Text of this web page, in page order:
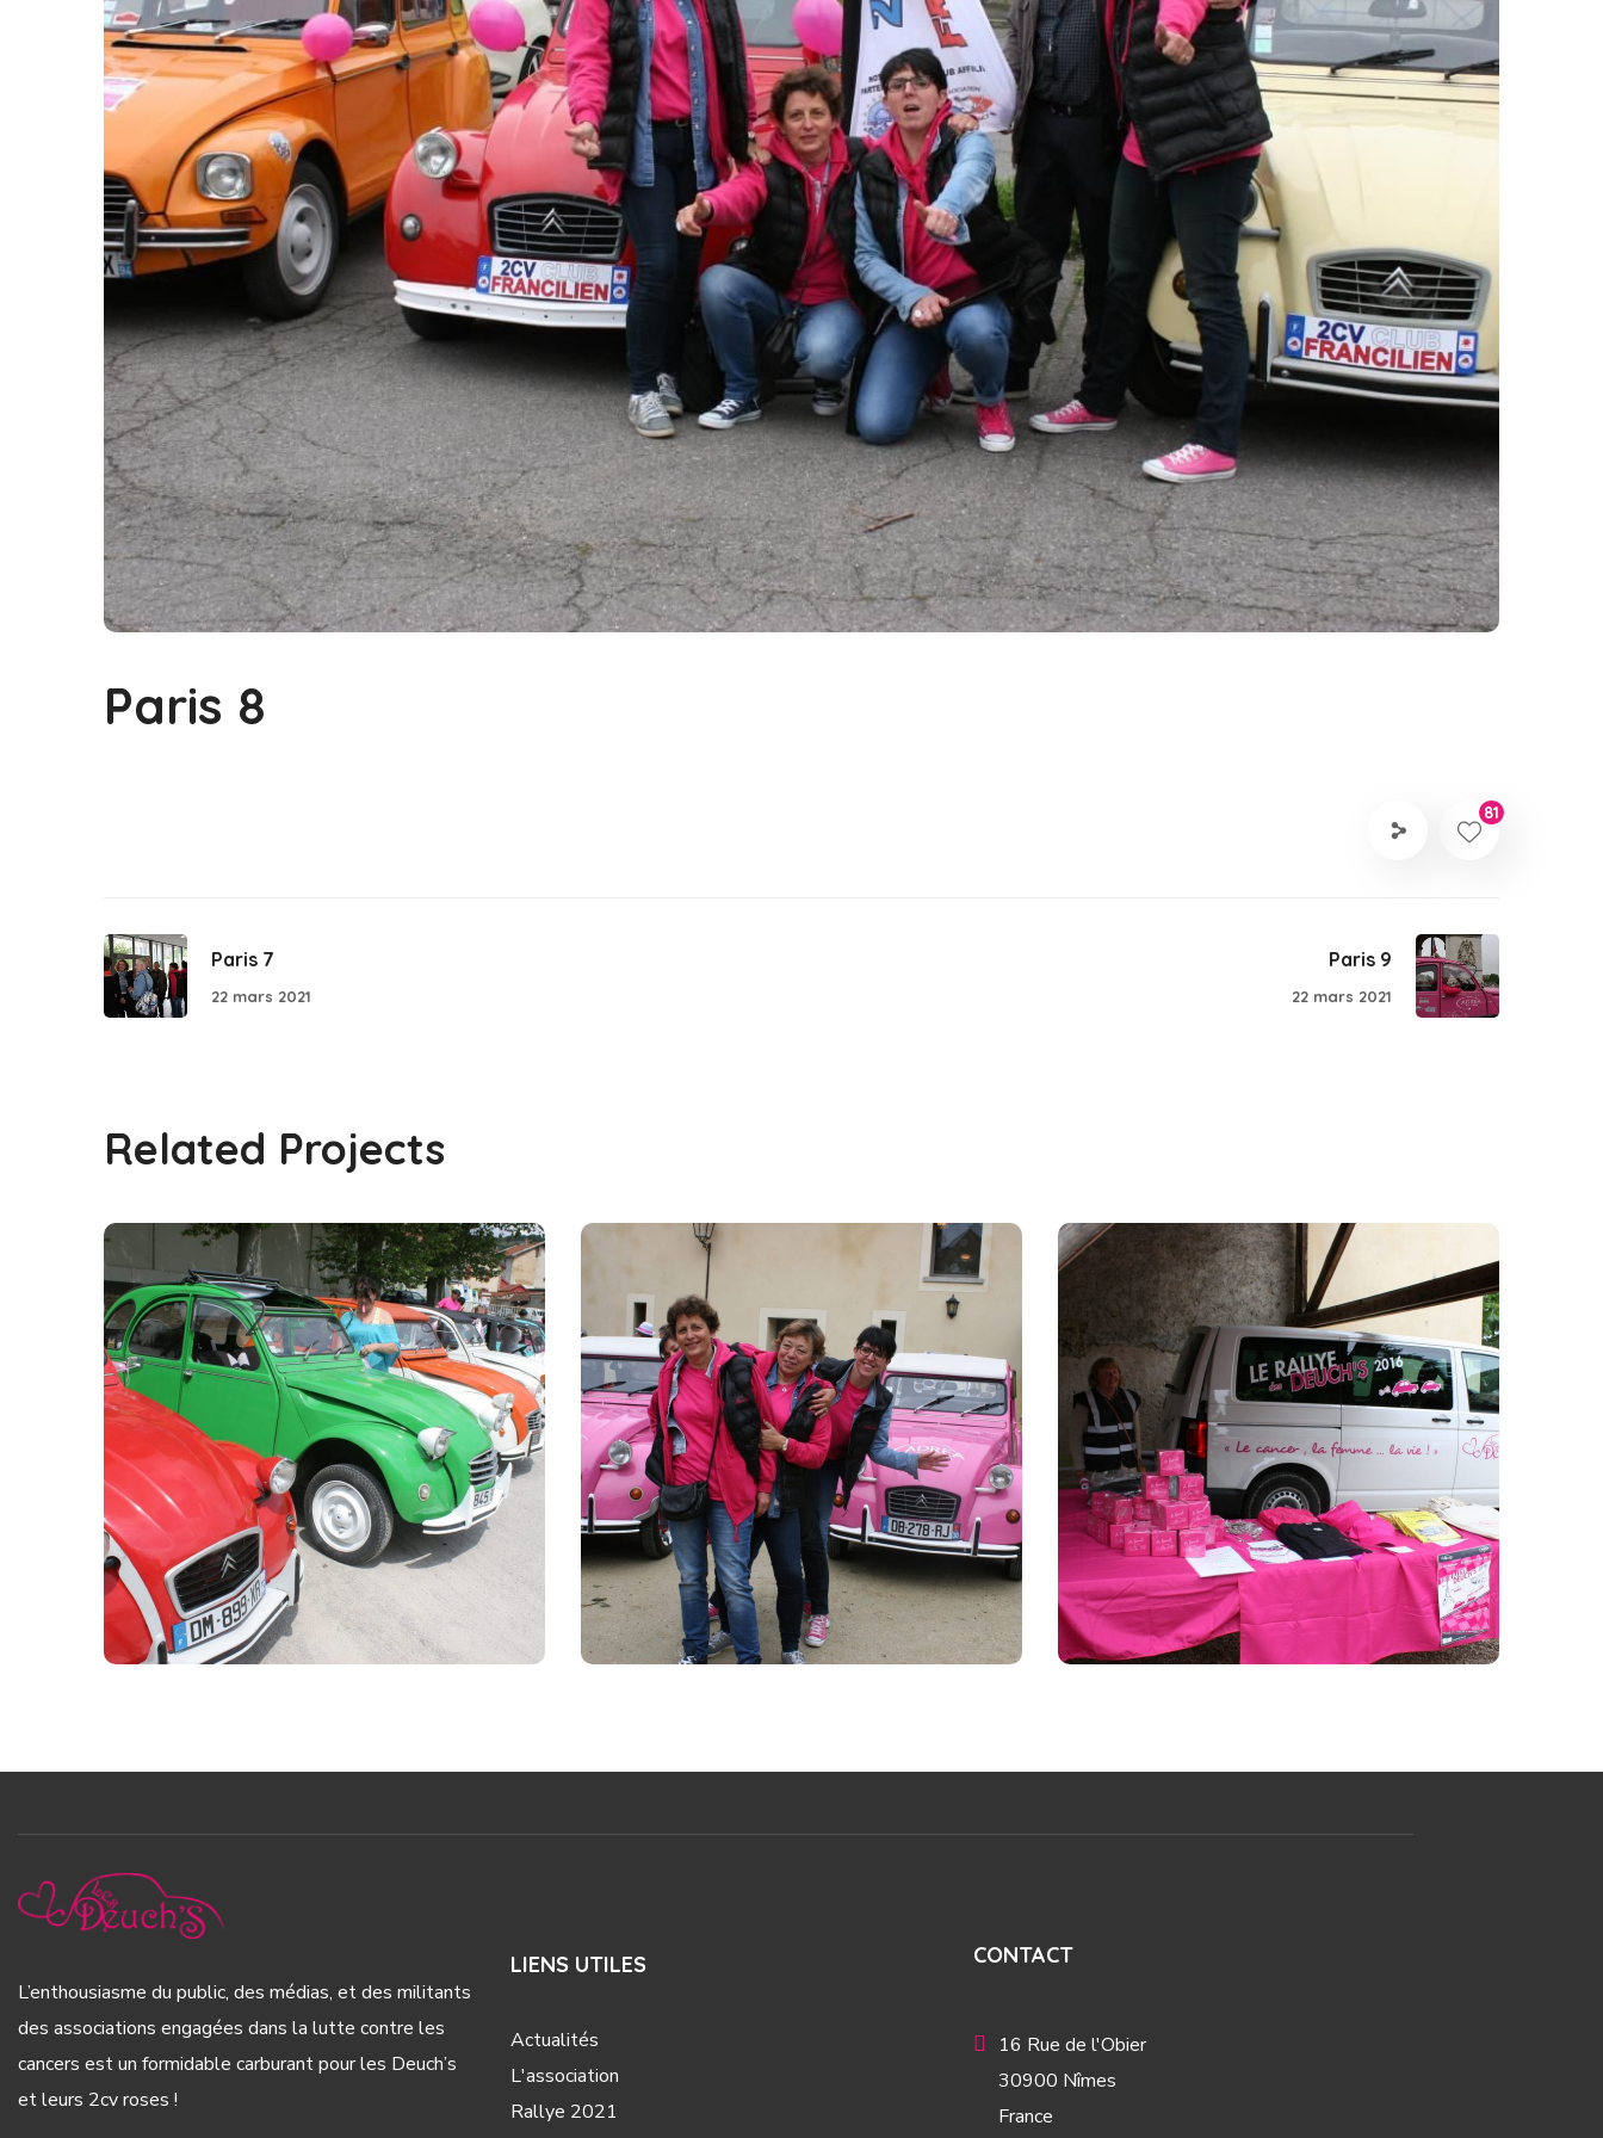
Paris 8
81
Paris 7
22 mars 2021
Paris 9
22 mars 2021
Related Projects
Grenoble 2
##10 Grenoble #2016
St germain sur morin 1
##02 St-Germain sur Morin
#2016
St germain sur morin 2
##02 St-Germain sur Morin
#2016
L’enthousiasme du public, des médias, et des militants
des associations engagées dans la lutte contre les
cancers est un formidable carburant pour les Deuch’s
et leurs 2cv roses !
LIENS UTILES
Actualités
L'association
Rallye 2021
CONTACT
16 Rue de l'Obier
30900 Nîmes
France